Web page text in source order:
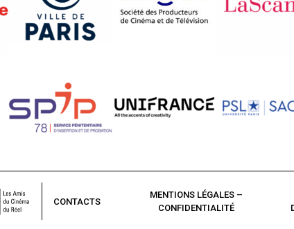
CONTACTS
MENTIONS LÉGALES –
CONFIDENTIALITÉ